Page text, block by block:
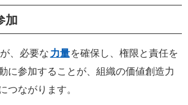
加
、必要な力量を確保し、権限と責任を
に参加することが、組織の価値創造力
つながります。